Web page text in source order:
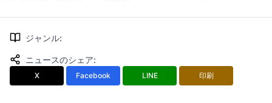
ジャンル:
ニュースのシェア:
X Facebook LINE 印刷